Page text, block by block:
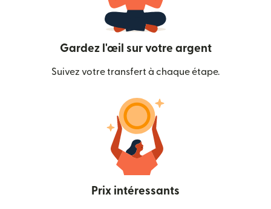
Gardez l'œil sur votre argent
Suivez votre transfert à chaque étape.
Prix intéressants